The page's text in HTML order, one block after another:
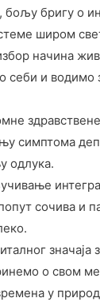
бољу бригу о
широм
начина
и водимо
симптома
одлука.
сочива и
о свом
у